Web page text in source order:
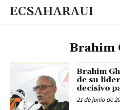
ECSAHARAUI
Brahim
Brahim
de su
decisivo
21 de junio de